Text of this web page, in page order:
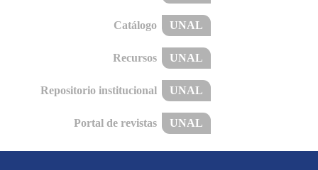
Catálogo UNAL
Recursos UNAL
Repositorio institucional UNAL
Portal de revistas UNAL